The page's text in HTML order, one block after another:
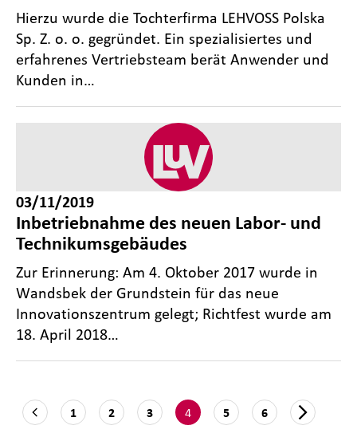
Hierzu wurde die Tochterfirma LEHVOSS Polska
Sp. Z. o. o. gegründet. Ein spezialisiertes und
erfahrenes Vertriebsteam berät Anwender und
Kunden in…
03/11/2019
Inbetriebnahme des neuen Labor- und
Technikumsgebäudes
Zur Erinnerung: Am 4. Oktober 2017 wurde in
Wandsbek der Grundstein für das neue
Innovationszentrum gelegt; Richtfest wurde am
18. April 2018…
1 2 3 4 5 6